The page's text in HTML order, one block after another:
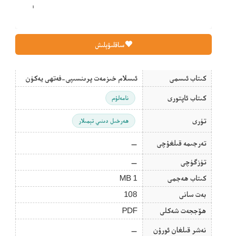
ساقلىۋېلىش
كىتاب ئىسمى ئىسلام خىزمەت پرىنسىپى-فەتھى يەكۈن
كىتاب ئاپتورى نامەلۇم
تۈرى ھەرخىل دىنىي تېمىلار
تەرجىمە قىلغۇچى —
تۈزگۈچى
—
كىتاب ھەجمى
1 MB
بەت سانى
108
ھۆججەت شەكلى
PDF
نەشر قىلغان ئورۇن —